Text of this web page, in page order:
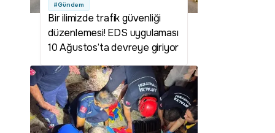
#Gündem
Bir ilimizde trafik güvenliği
düzenlemesi! EDS uygulaması
10 Ağustos’ta devreye giriyor